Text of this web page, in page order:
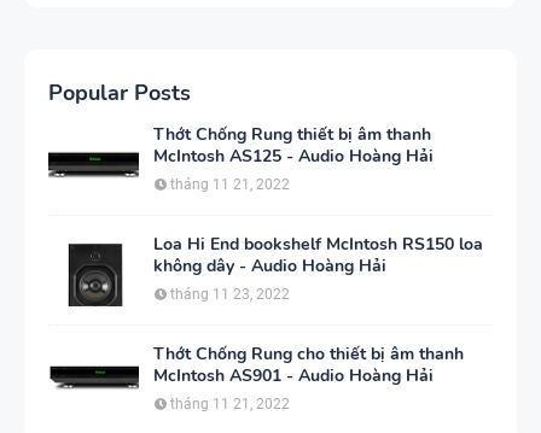
Popular Posts
Thớt Chống Rung thiết bị âm thanh
McIntosh AS125 - Audio Hoàng Hải
tháng 11 21, 2022
Loa Hi End bookshelf McIntosh RS150 loa
không dây - Audio Hoàng Hải
tháng 11 23, 2022
Thớt Chống Rung cho thiết bị âm thanh
McIntosh AS901 - Audio Hoàng Hải
tháng 11 21, 2022